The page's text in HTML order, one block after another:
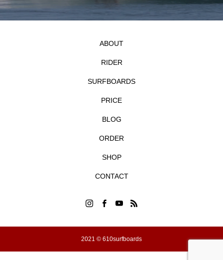
ABOUT
RIDER
SURFBOARDS
PRICE
BLOG
ORDER
SHOP
CONTACT
2021 © 610surfboards